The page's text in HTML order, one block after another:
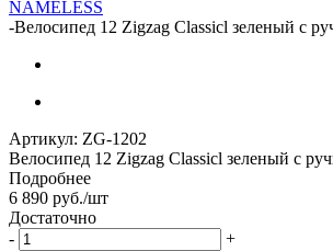
NAMELESS
-Велосипед 12 Zigzag Classicl зеленый с
Артикул: ZG-1202
Велосипед 12 Zigzag Classicl зеленый с
Подробнее
6 890 руб./шт
Достаточно
-
+